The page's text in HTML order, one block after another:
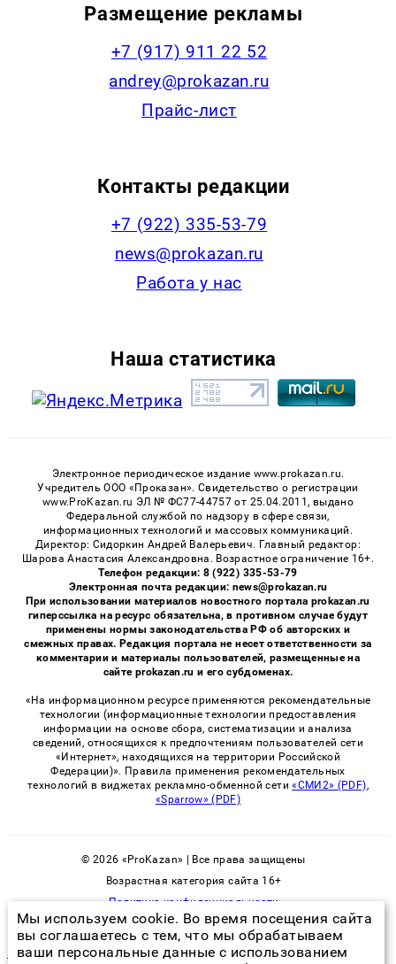
Размещение рекламы
+7 (917) 911 22 52
andrey@prokazan.ru
Прайс-лист
Контакты редакции
+7 (922) 335-53-79
news@prokazan.ru
Работа у нас
Наша статистика
Электронное периодическое издание www.prokazan.ru.
Учредитель ООО «Проказан». Cвидетельство о регистрации
www.ProKazan.ru ЭЛ № ФС77-44757 от 25.04.2011, выдано
Федеральной службой по надзору в сфере связи,
информационных технологий и массовых коммуникаций.
Директор: Сидоркин Андрей Валерьевич. Главный редактор:
Шарова Анастасия Александровна. Возрастное ограничение 16+.
Телефон редакции: 8 (922) 335-53-79
Электронная почта редакции: news@prokazan.ru
При использовании материалов новостного портала prokazan.ru
гиперссылка на ресурс обязательна, в противном случае будут
применены нормы законодательства РФ об авторских и
смежных правах. Редакция портала не несет ответственности за
комментарии и материалы пользователей, размещенные на
сайте prokazan.ru и его субдоменах.
«На информационном ресурсе применяются рекомендательные
технологии (информационные технологии предоставления
информации на основе сбора, систематизации и анализа
сведений, относящихся к предпочтениям пользователей сети
«Интернет», находящихся на территории Российской
Федерации)». Правила применения рекомендательных
технологий в виджетах рекламно-обменной сети«СМИ2» (PDF),
«Sparrow» (PDF)
© 2026 «ProKazan» | Все права защищены
Возрастная категория сайта 16+
Политика конфиденциальности
москва уничтожение клопов
Мы используем cookie. Во время посещения сайта
вы соглашаетесь с тем, что мы обрабатываем
ваши персональные данные с использованием